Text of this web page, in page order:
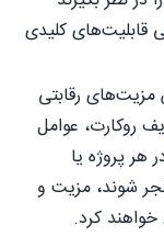
قابلیت‌های کلیدی
مزیت‌های رقابتی
روکارت، عوامل
پروژه یا
شوند، مزیت و
خواهند کرد.